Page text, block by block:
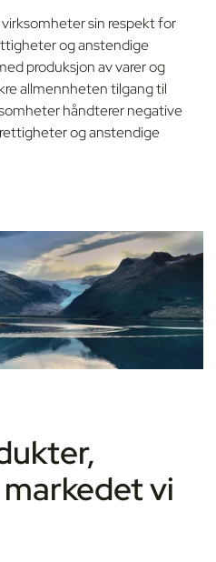
sin respekt for
og anstendige
produksjon av varer og
allmennheten tilgang til
håndterer negative
og anstendige
vi